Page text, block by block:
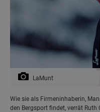
LaMunt
Wie sie als Firmeninhaberin,
den Bergsport findet, verrät Ruth